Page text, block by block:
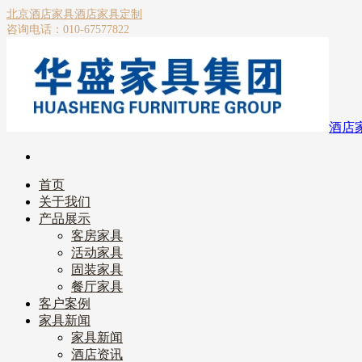
北京酒店家具酒店家具定制
咨询电话：010-67577822
酒店
首页
关于我们
产品展示
客房家具
活动家具
固装家具
餐厅家具
客户案例
家具新闻
家具新闻
酒店资讯